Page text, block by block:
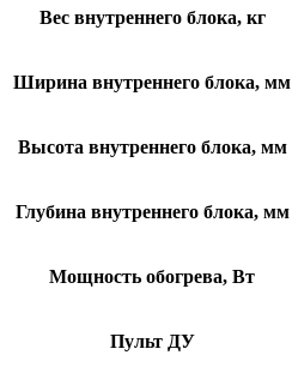
Вес внутреннего блока, кг
Ширина внутреннего блока, мм
Высота внутреннего блока, мм
Глубина внутреннего блока, мм
Мощность обогрева, Вт
Пульт ДУ